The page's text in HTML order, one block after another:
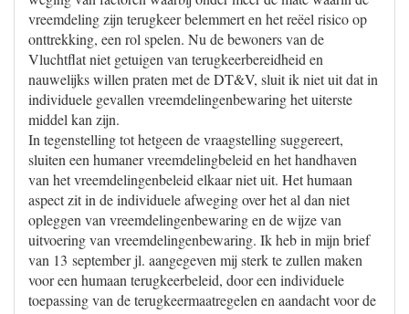
vreemdeling zijn terugkeer belemmert en het reëel risico op
onttrekking, een rol spelen. Nu de bewoners van de
Vluchtflat niet getuigen van terugkeerbereidheid en
nauwelijks willen praten met de DT&V, sluit ik niet uit dat in
individuele gevallen vreemdelingenbewaring het uiterste
middel kan zijn.
In tegenstelling tot hetgeen de vraagstelling suggereert,
sluiten een humaner vreemdelingbeleid en het handhaven
van het vreemdelingenbeleid elkaar niet uit. Het humaan
aspect zit in de individuele afweging over het al dan niet
opleggen van vreemdelingenbewaring en de wijze van
uitvoering van vreemdelingenbewaring. Ik heb in mijn brief
van 13 september jl. aangegeven mij sterk te zullen maken
voor een humaan terugkeerbeleid, door een individuele
toepassing van de terugkeermaatregelen en aandacht voor de